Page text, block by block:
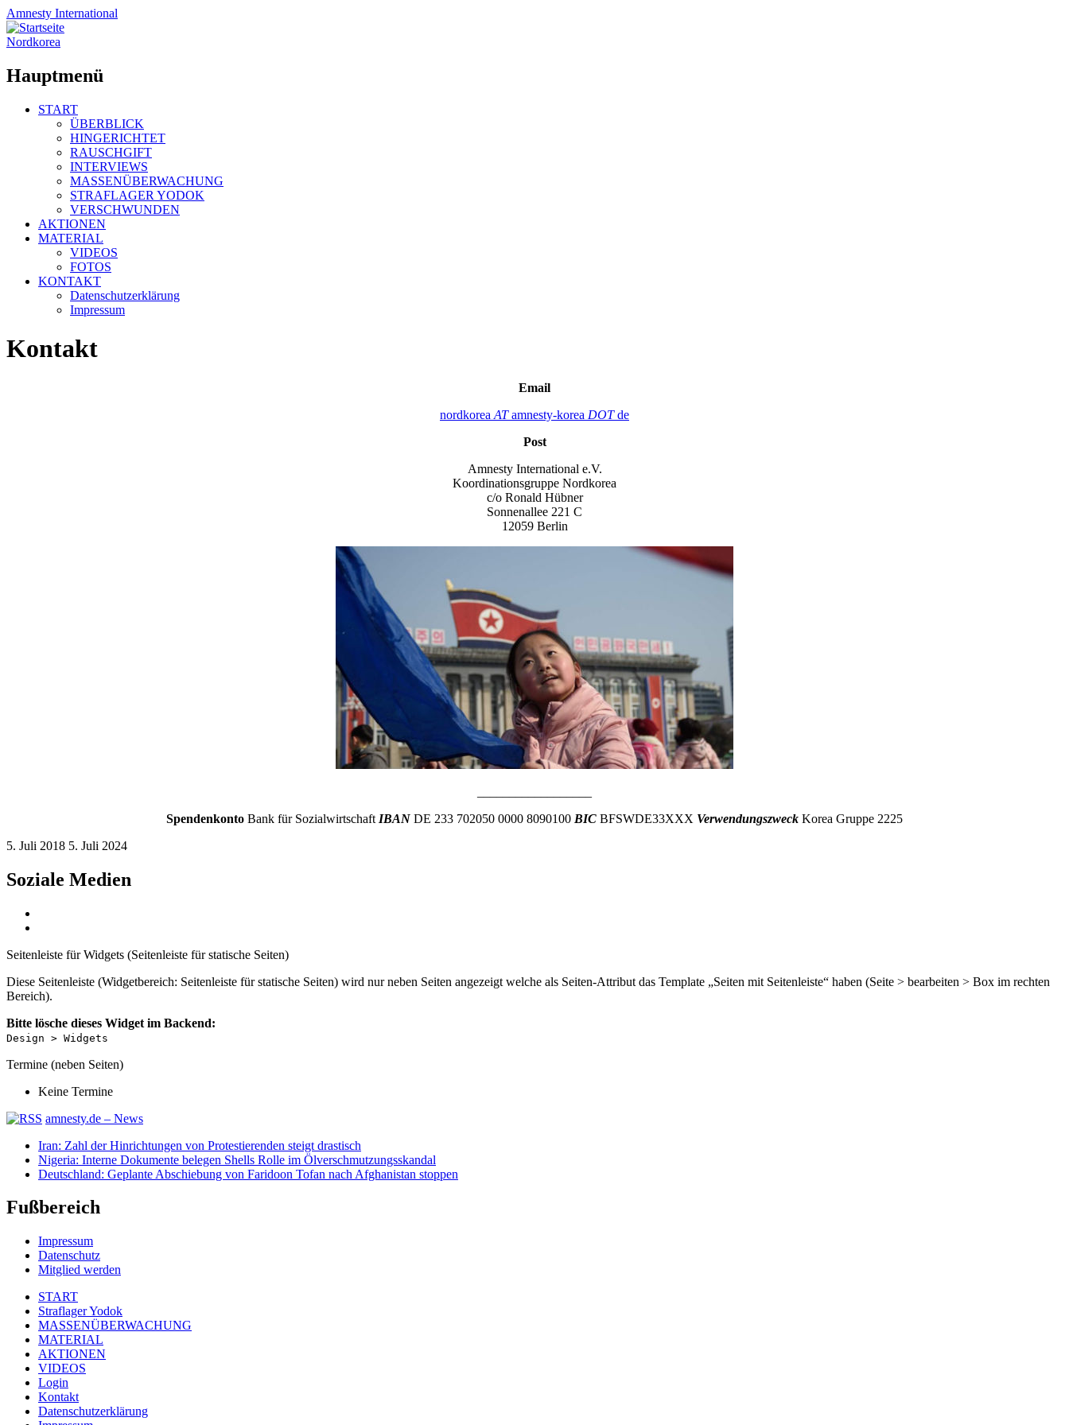
Amnesty International
Nordkorea
Hauptmenü
Zum
START
ÜBERBLICK
HINGERICHTET
RAUSCHGIFT
INTERVIEWS
MASSENÜBERWACHUNG
STRAFLAGER YODOK
VERSCHWUNDEN
AKTIONEN
MATERIAL
VIDEOS
FOTOS
KONTAKT
Datenschutzerklärung
Impressum
Kontakt
Email
nordkorea ATamnesty-korea DOTde
Post
Amnesty International e.V.
Koordinationsgruppe Nordkorea
c/o Ronald Hübner
Sonnenallee 221 C
12059 Berlin
Spendenkonto Bank für Sozialwirtschaft IBAN DE 233 702050 0000 8090100 BIC BFSWDE33XXX Verwendungszweck Korea Gruppe 2225
5. Juli 2018 5. Juli 2024
Soziale Medien
Seitenleiste für Widgets (Seitenleiste für statische Seiten)
Diese Seitenleiste (Widgetbereich: Seitenleiste für statische Seiten) wird nur neben Seiten angezeigt welche als Seiten-Attribut das Template „Seiten mit Seitenleiste“ haben (Seite > bearbeiten > Box im rechten
Bereich).
Bitte lösche dieses Widget im Backend:
Design > Widgets
Termine (neben Seiten)
Keine Termine
amnesty.de – News
Iran: Zahl der Hinrichtungen von Protestierenden steigt drastisch
Nigeria: Interne Dokumente belegen Shells Rolle im Ölverschmutzungsskandal
Deutschland: Geplante Abschiebung von Faridoon Tofan nach Afghanistan stoppen
Fußbereich
Impressum
Datenschutz
Mitglied werden
START
Straflager Yodok
MASSENÜBERWACHUNG
MATERIAL
AKTIONEN
VIDEOS
Login
Kontakt
Datenschutzerklärung